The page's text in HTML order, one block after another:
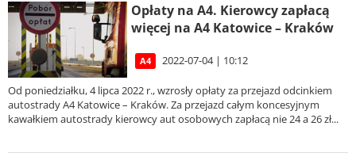
Opłaty na A4. Kierowcy zapłacą
więcej na A4 Katowice – Kraków
A4 2022-07-04 | 10:12
Od poniedziałku, 4 lipca 2022 r., wzrosły opłaty za przejazd odcinkiem
autostrady A4 Katowice – Kraków. Za przejazd całym koncesyjnym
kawałkiem autostrady kierowcy aut osobowych zapłacą nie 24 a 26 zł...